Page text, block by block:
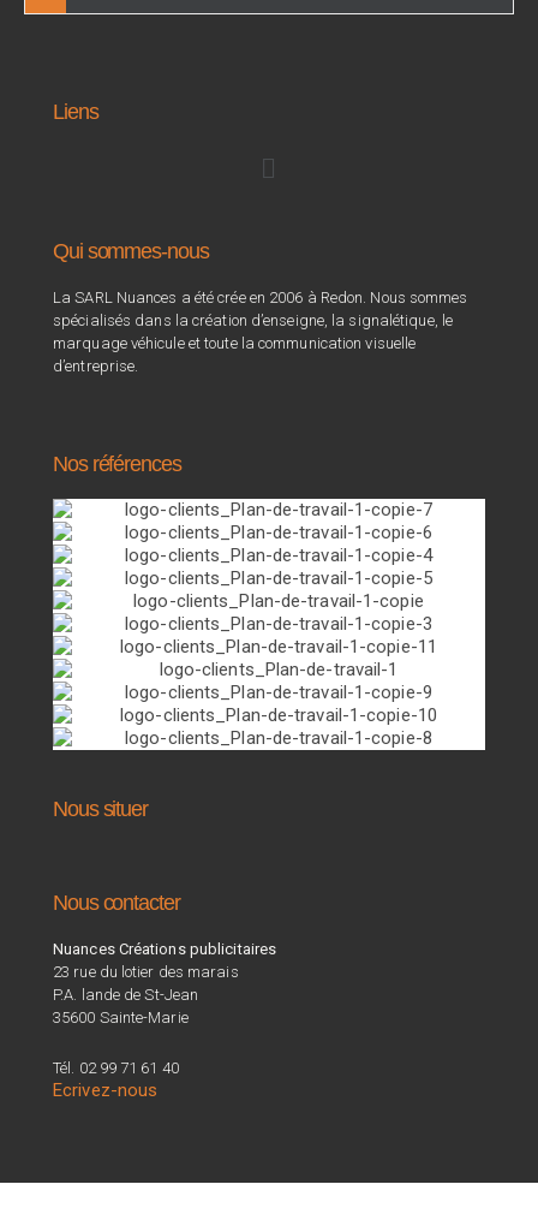
Liens
Qui sommes-nous
La SARL Nuances a été crée en 2006 à Redon. Nous sommes
spécialisés dans la création d’enseigne, la signalétique, le
marquage véhicule et toute la communication visuelle
d’entreprise.
Nos références
Nous situer
Nous contacter
Nuances Créations publicitaires
23 rue du lotier des marais
P.A. lande de St-Jean
35600 Sainte-Marie
Tél. 02 99 71 61 40
Ecrivez-nous